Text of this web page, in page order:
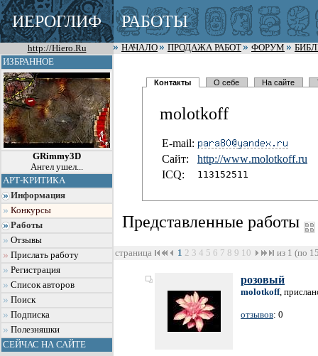
ИЕРОГЛИФ РАБОТЫ
http://Hiero.Ru НАЧАЛО ПРОДАЖА РАБОТ ФОРУМ
ИЗБРАННОЕ
GRimmy3D
Ангел ушел...
АРТ-КРИТИКА
Информация
Конкурсы
Работы
Отзывы
Прислать работу
Регистрация
Список авторов
Поиск
Подписка
Полезняшки
СЕЙЧАС НА САЙТЕ
Контакты О себе На сайте
molotkoff
E-mail:
Сайт:
http://www.molotkoff.ru
ICQ: 113152511
Представленные работы
страница 1 2 3 4 5 6 7 8 9 10 из 1 (по
розовый
molotkoff,
отзывов: 0